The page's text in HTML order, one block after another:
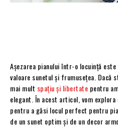
Așezarea pianului într-o locuință
valoare sunetul și frumusețea. Dacă
mai mult spațiu și libertate pentru
elegant. În acest articol, vom
pentru a găsi locul perfect pentru
de un sunet optim și de un decor